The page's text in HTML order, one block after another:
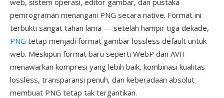
web, sistem operasi, editor gambar, dan pustaka
pemrograman menangani PNG secara native. Format ini
terbukti sangat tahan lama — setelah hampir tiga dekade,
PNG tetap menjadi format gambar lossless default untuk
web. Meskipun format baru seperti WebP dan AVIF
menawarkan kompresi yang lebih baik, kombinasi kualitas
lossless, transparansi penuh, dan keberadaan absolut
membuat PNG tetap tak tergantikan.